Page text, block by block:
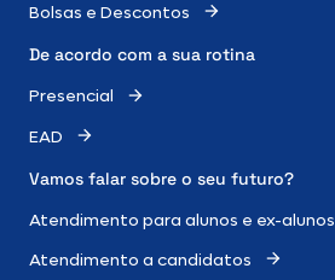
Bolsas e Descontos
De acordo com a sua rotina
Presencial
EAD
Vamos falar sobre o seu futuro?
Atendimento para alunos e ex-alunos
Atendimento a candidatos